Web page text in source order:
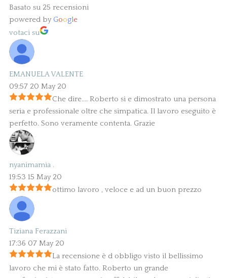
Basato su 25 recensioni
powered by Google
votaci su
EMANUELA VALENTE
09:57 20 May 20
Che dire.... Roberto si e dimostrato una persona
seria e professionale oltre che simpatica. Il lavoro eseguito è
perfetto. Sono veramente contenta. Grazie
nyanimamia .
19:53 15 May 20
ottimo lavoro , veloce e ad un buon prezzo
Tiziana Ferazzani
17:36 07 May 20
La recensione è d obbligo visto il bellissimo
lavoro che mi è stato fatto. Roberto un grande